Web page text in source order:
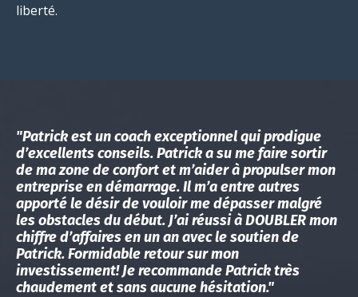
liberté.
"Patrick est un coach exceptionnel qui prodigue
d’excellents conseils. Patrick a su me faire sortir
de ma zone de confort et m’aider à propulser mon
entreprise en démarrage. Il m’a entre autres
apporté le désir de vouloir me dépasser malgré
les obstacles du début. J’ai réussi à DOUBLER mon
chiffre d’affaires en un an avec le soutien de
Patrick. Formidable retour sur mon
investissement! Je recommande Patrick très
chaudement et sans aucune hésitation."